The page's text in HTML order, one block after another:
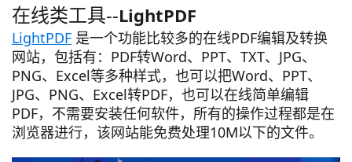
在线类工具--LightPDF
LightPDF 是一个功能比较多的在线PDF编辑及转换
网站，包括有：PDF转Word、PPT、TXT、JPG、
PNG、Excel等多种样式，也可以把Word、PPT、
JPG、PNG、Excel转PDF，也可以在线简单编辑
PDF，不需要安装任何软件，所有的操作过程都是在
浏览器进行，该网站能免费处理10M以下的文件。